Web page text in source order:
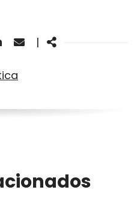
LinkedinEmail
| Share